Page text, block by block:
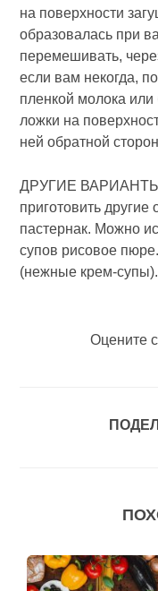
на поверхности
образовалась при
перемешивать,
если вам некогда,
пленкой молока
ложки на
ней обратной
ДРУГИЕ
приготовить
пастернак. Можно
супов рисовое
(нежные крем-супы).
Оцените